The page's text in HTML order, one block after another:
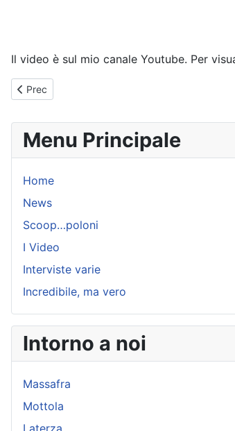
Il video è sul mio canale Youtube. Per
Articolo precedente: Statuto Comunale
Prec
Menu Principale
Home
News
Scoop…poloni
I Video
Interviste varie
Incredibile, ma vero
Intorno a noi
Massafra
Mottola